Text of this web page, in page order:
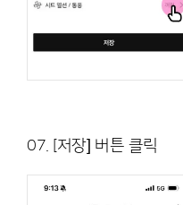
07. [저장] 버튼 클릭